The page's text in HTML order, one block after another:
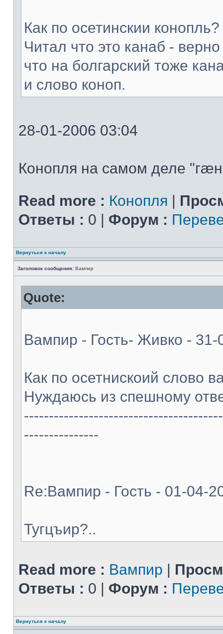
Как по осетинскии конопль?
Читал что это канаб -
что на болгарский тоже
и слово коноп.
28-01-2006 03:04
Конопля на самом деле
Read more : Конопля |
Ответы : 0 | Форум :
Вернуться к началу
Заголовок сообщения: Вампир
Quote:
Вампир - Гость- Живко - 31-
Как по осетнискоий слово
Нуждаюсь из спешному
---------------
Re:Вампир - Гость - 01-04-
Тугцъир?..
Read more : Вампир |
Ответы : 0 | Форум :
Вернуться к началу